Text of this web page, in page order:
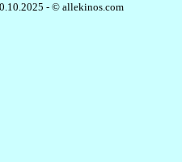
- © allekinos.com